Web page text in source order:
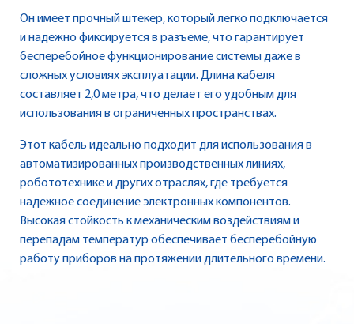
Он имеет прочный штекер, который легко подключается
и надежно фиксируется в разъеме, что гарантирует
бесперебойное функционирование системы даже в
сложных условиях эксплуатации. Длина кабеля
составляет 2,0 метра, что делает его удобным для
использования в ограниченных пространствах.
Этот кабель идеально подходит для использования в
автоматизированных производственных линиях,
робототехнике и других отраслях, где требуется
надежное соединение электронных компонентов.
Высокая стойкость к механическим воздействиям и
перепадам температур обеспечивает бесперебойную
работу приборов на протяжении длительного времени.